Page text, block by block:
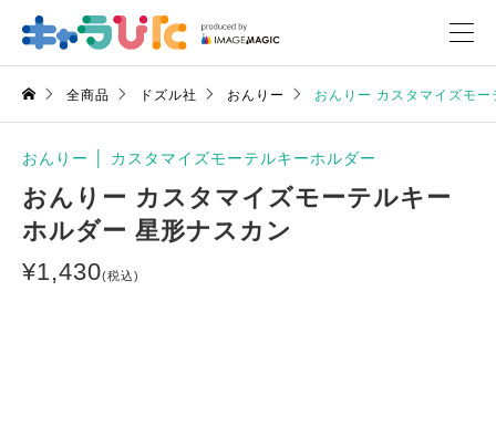
全商品 ドズル社 おんりー おんりー カスタマイズモ
おんりー カスタマイズモーテルキーホルダー
おんりー カスタマイズモーテルキー
ホルダー 星形ナスカン
¥1,430(税込)